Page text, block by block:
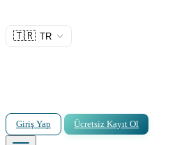
🇹🇷 TR
Giriş Yap Ücretsiz Kayıt Ol